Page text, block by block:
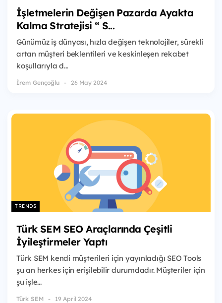
İşletmelerin Değişen Pazarda Ayakta
Kalma Stratejisi “ S...
Günümüz iş dünyası, hızla değişen teknolojiler, sürekli
artan müşteri beklentileri ve keskinleşen rekabet
koşullarıyla d...
İrem Gençoğlu 26 May 2024
TRENDS
Türk SEM SEO Araçlarında Çeşitli
İyileştirmeler Yaptı
Türk SEM kendi müşterileri için yayınladığı SEO Tools
şu an herkes için erişilebilir durumdadır. Müşteriler için
şu işle...
Türk SEM 19 April 2024